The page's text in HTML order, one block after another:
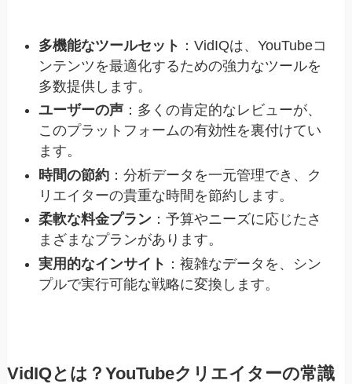
多機能なツールセット ：VidIQは、YouTubeコ
ンテンツを最適化するための強力なツールを
多数提供します。
ユーザーの声 ：多くの肯定的なレビューが、
このプラットフォームの有効性を裏付けてい
ます。
時間の節約 ：分析データを一元管理でき、ク
リエイターの貴重な時間を節約します。
柔軟な料金プラン ：予算やニーズに応じたさ
まざまなプランがあります。
実用的なインサイト ：複雑なデータを、シン
プルで実行可能な戦略に変換します。
VidIQとは？YouTubeクリエイターの常識